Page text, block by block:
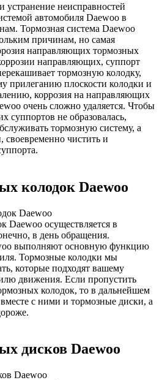
неисправностей
автомобиля Daewoo в
Тормозная система Daewoo
причинам, но самая
направляющих тормозных
направляющих, суппорт
тормозную колодку,
прилеганию плоскости колодки и
коррозия на направляющих
очень сложно удаляется. Чтобы
суппортов не образовалась,
тормозную систему, а
чистить и
колодок Daewoo
Daewoo осуществляется в
в день обращения.
выполняют основную функцию
Тормозные колодки мы
которые подходят вашему
движения. Если пропустить
колодок, то в дальнейшем
с ними и тормозные диски, а
дисков Daewoo